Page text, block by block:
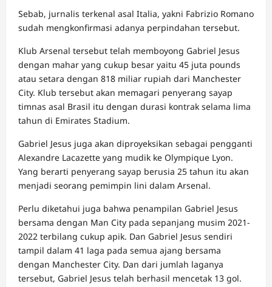
Sebab, jurnalis terkenal asal Italia, yakni Fabrizio Romano
sudah mengkonfirmasi adanya perpindahan tersebut.
Klub Arsenal tersebut telah memboyong Gabriel Jesus
dengan mahar yang cukup besar yaitu 45 juta pounds
atau setara dengan 818 miliar rupiah dari Manchester
City. Klub tersebut akan memagari penyerang sayap
timnas asal Brasil itu dengan durasi kontrak selama lima
tahun di Emirates Stadium.
Gabriel Jesus juga akan diproyeksikan sebagai pengganti
Alexandre Lacazette yang mudik ke Olympique Lyon.
Yang berarti penyerang sayap berusia 25 tahun itu akan
menjadi seorang pemimpin lini dalam Arsenal.
Perlu diketahui juga bahwa penampilan Gabriel Jesus
bersama dengan Man City pada sepanjang musim 2021-
2022 terbilang cukup apik. Dan Gabriel Jesus sendiri
tampil dalam 41 laga pada semua ajang bersama
dengan Manchester City. Dan dari jumlah laganya
tersebut, Gabriel Jesus telah berhasil mencetak 13 gol.